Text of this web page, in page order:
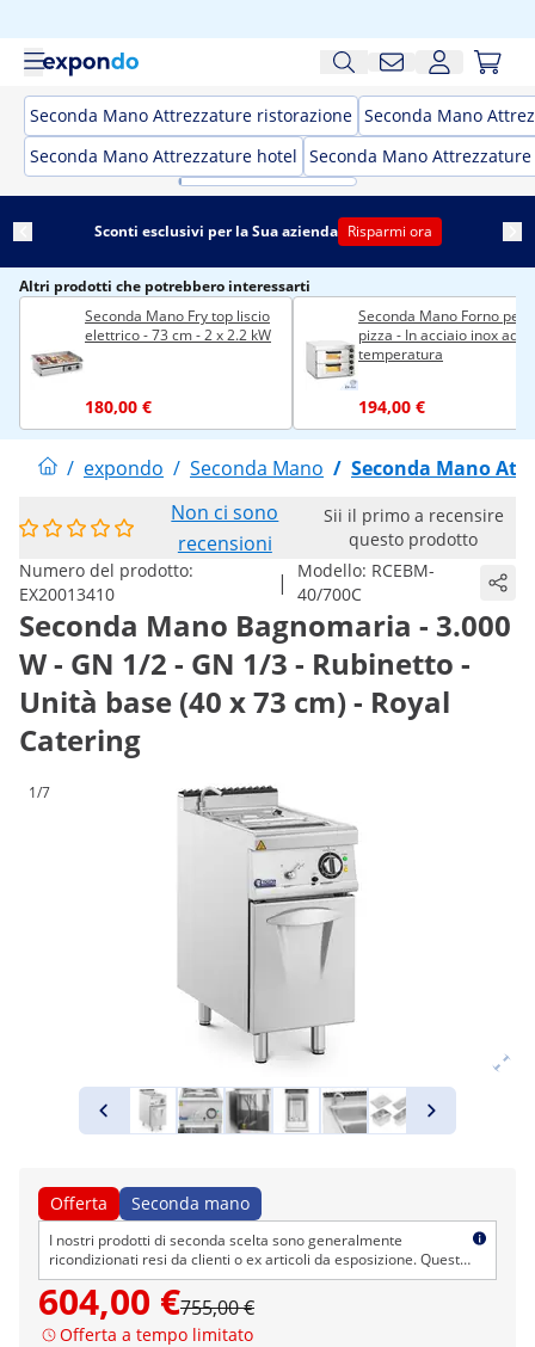
Seconda Mano Attrezzature ristorazione Seconda Mano
Seconda Mano Attrezzature hotel Seconda Mano
Sconti esclusivi per la Sua azienda Risparmi ora
Altri prodotti che potrebbero interessarti
Seconda Mano Fry top liscio
elettrico - 73 cm - 2 x 2.2 kW
180,00 €
Seconda Mano Forno per
pizza - In acciaio inox ad
temperatura
194,00 €
/ expondo / Seconda Mano / Seconda Mano
Non ci sono
recensioni
Sii il primo a recensire
questo prodotto
Numero del prodotto:
EX20013410
| Modello: RCEBM-
40/700C
Seconda Mano Bagnomaria - 3.000
W - GN 1/2 - GN 1/3 - Rubinetto -
Unità base (40 x 73 cm) - Royal
Catering
1/7
Offerta Seconda mano
I nostri prodotti di seconda scelta sono generalmente
ricondizionati resi da clienti o ex articoli da esposizione. Questi
articoli possono presentare difetti estetici ma sono
tecnicamente impeccabili. Come di consueto, offriamo il diritto
di reso e la garanzia.
604,00 €755,00 €
Offerta a tempo limitato